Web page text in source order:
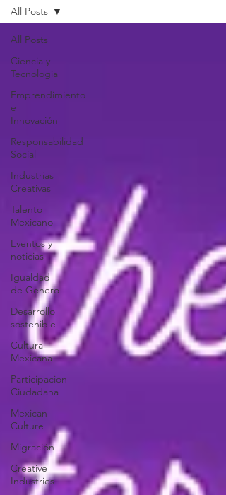
All Posts
Ciencia y
Tecnología
Emprendimiento
e
Innovación
Responsabilidad
Social
Industrias
Creativas
Talento
Mexicano
Eventos y
noticias
Igualdad
de Genero
Desarrollo
sostenible
Cultura
Mexicana
Participacion
Ciudadana
Mexican
Culture
Migración
Creative
Industries
All Posts